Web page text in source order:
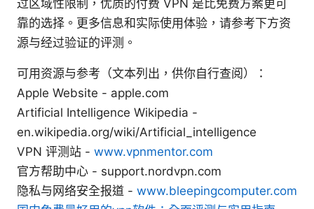
过区域性限制，优质的付费 VPN 是比免费方案更可
靠的选择。更多信息和实际使用体验，请参考下方资
源与经过验证的评测。
可用资源与参考（文本列出，供你自行查阅）：
Apple Website - apple.com
Artificial Intelligence Wikipedia -
en.wikipedia.org/wiki/Artificial_intelligence
VPN 评测站 - www.vpnmentor.com
官方帮助中心 - support.nordvpn.com
隐私与网络安全报道 - www.bleepingcomputer.com